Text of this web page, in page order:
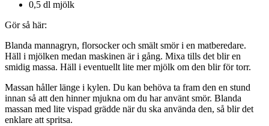
0,5 dl mjölk
Gör så här:
Blanda mannagryn, florsocker och smält smör i en matberedare.
Häll i mjölken medan maskinen är i gång. Mixa tills det blir en
smidig massa. Häll i eventuellt lite mer mjölk om den blir för torr.
Massan håller länge i kylen. Du kan behöva ta fram den en stund
innan så att den hinner mjukna om du har använt smör. Blanda
massan med lite vispad grädde när du ska använda den, så blir det
enklare att spritsa.